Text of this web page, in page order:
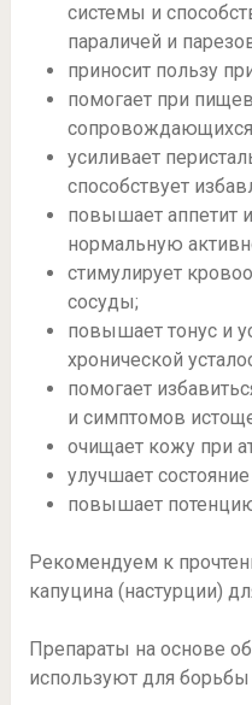
системы и
параличей и
приносит пользу
помогает при
усиливает
способствует
повышает аппетит
нормальную
стимулирует
сосуды;
повышает тонус и
хронической
помогает
и симптомов
очищает кожу при
улучшает
повышает
Рекомендуем к
капуцина (настурции)
Препараты на основе
используют для